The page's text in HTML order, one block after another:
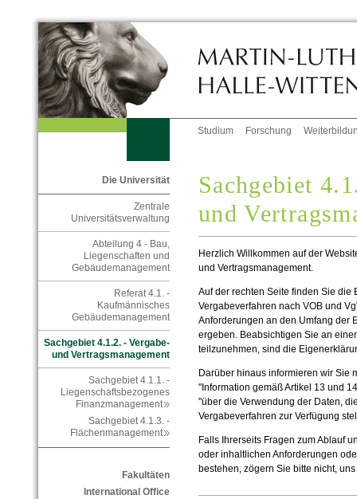
Studium Forschung
Die Universität
Zentrale
Universitätsverwaltung
Abteilung 4 - Bau,
Liegenschaften und
Gebäudemanagement
Referat 4.1. -
Kaufmännisches
Gebäudemanagement
Sachgebiet 4.1.2. - Vergabe-
und Vertragsmanagement
Sachgebiet 4.1.1. -
Liegenschaftsbezogenes
Finanzmanagement
Sachgebiet 4.1.3. -
Flächenmanagement
Fakultäten
International Office
Sachgebiet
und
Herzlich Willkommen auf der
und Vertragsmanagement.
Auf der rechten Seite finden Sie
Vergabeverfahren nach VOB und
Anforderungen an den Umfang der
ergeben. Beabsichtigen Sie an
teilzunehmen, sind die
Darüber hinaus informieren wir Sie
"Information gemäß Artikel 13 und
"über die Verwendung der Daten,
Vergabeverfahren zur Verfügung
Falls Ihrerseits Fragen zum Ablauf
oder inhaltlichen Anforderungen
bestehen, zögern Sie bitte nicht,